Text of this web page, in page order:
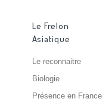
Le Frelon
Asiatique
Le reconnaitre
Biologie
Présence en France